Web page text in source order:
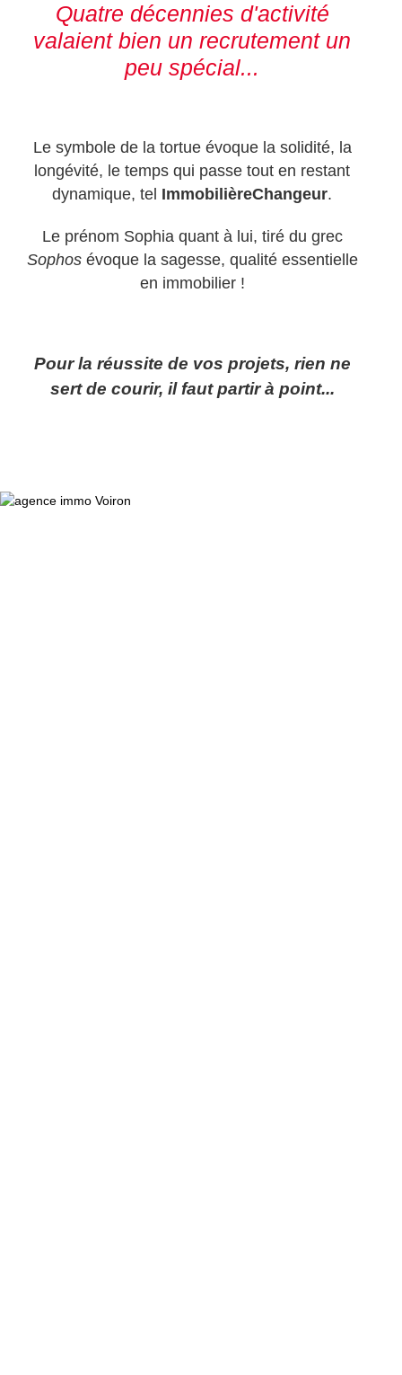
Quatre décennies d'activité
valaient bien un recrutement un
peu spécial...
Le symbole de la tortue évoque la solidité, la
longévité, le temps qui passe tout en restant
dynamique, tel ImmobilièreChangeur.
Le prénom Sophia quant à lui, tiré du grec
Sophos évoque la sagesse, qualité essentielle
en immobilier !
Pour la réussite de vos projets, rien ne
sert de courir, il faut partir à point...